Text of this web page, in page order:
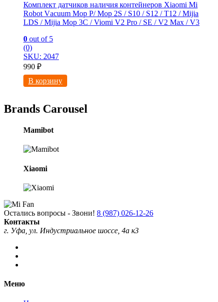
Комплект датчиков наличия контейнеров Xiaomi Mi
Robоt Vасuum Mоp Р/ Mop 2S / S10 / S12 / T12 / Mijia
LDS / Mijiа Мор 3C / Viomi V2 Рro / SE / V2 Mах / V3
0 out of 5
(0)
SKU: 2047
990 ₽
В корзину
Brands Carousel
Mamibot
Xiaomi
Остались вопросы - Звони! 8 (987) 026-12-26
Контакты
г. Уфа, ул. Индустриальное шоссе, 4а к3
Меню